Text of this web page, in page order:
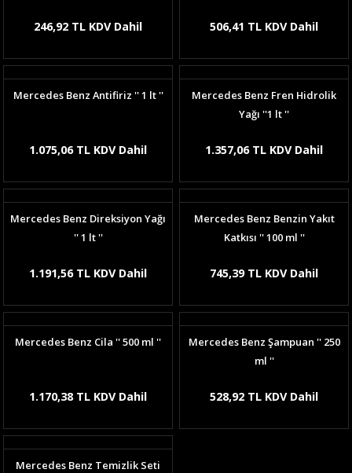
246,92 TL KDV Dahil 506,41 TL KDV Dahil
Mercedes Benz Antifiriz '' 1 lt ''
1.075,06 TL KDV Dahil
Mercedes Benz Fren Hidrolik
Yağı ''1 lt ''
1.357,06 TL KDV Dahil
Mercedes Benz Direksiyon Yağı
'' 1 lt ''
1.191,56 TL KDV Dahil
Mercedes Benz Benzin Yakıt
Katkısı '' 100 ml ''
745,39 TL KDV Dahil
Mercedes Benz Cila '' 500 ml ''
1.170,38 TL KDV Dahil
Mercedes Benz Şampuan '' 250
ml ''
528,92 TL KDV Dahil
Mercedes Benz Temizlik Seti